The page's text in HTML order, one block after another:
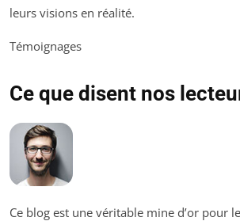
leurs visions en réalité.
Témoignages
Ce que disent nos
Ce blog est une véritable mine d’or pour